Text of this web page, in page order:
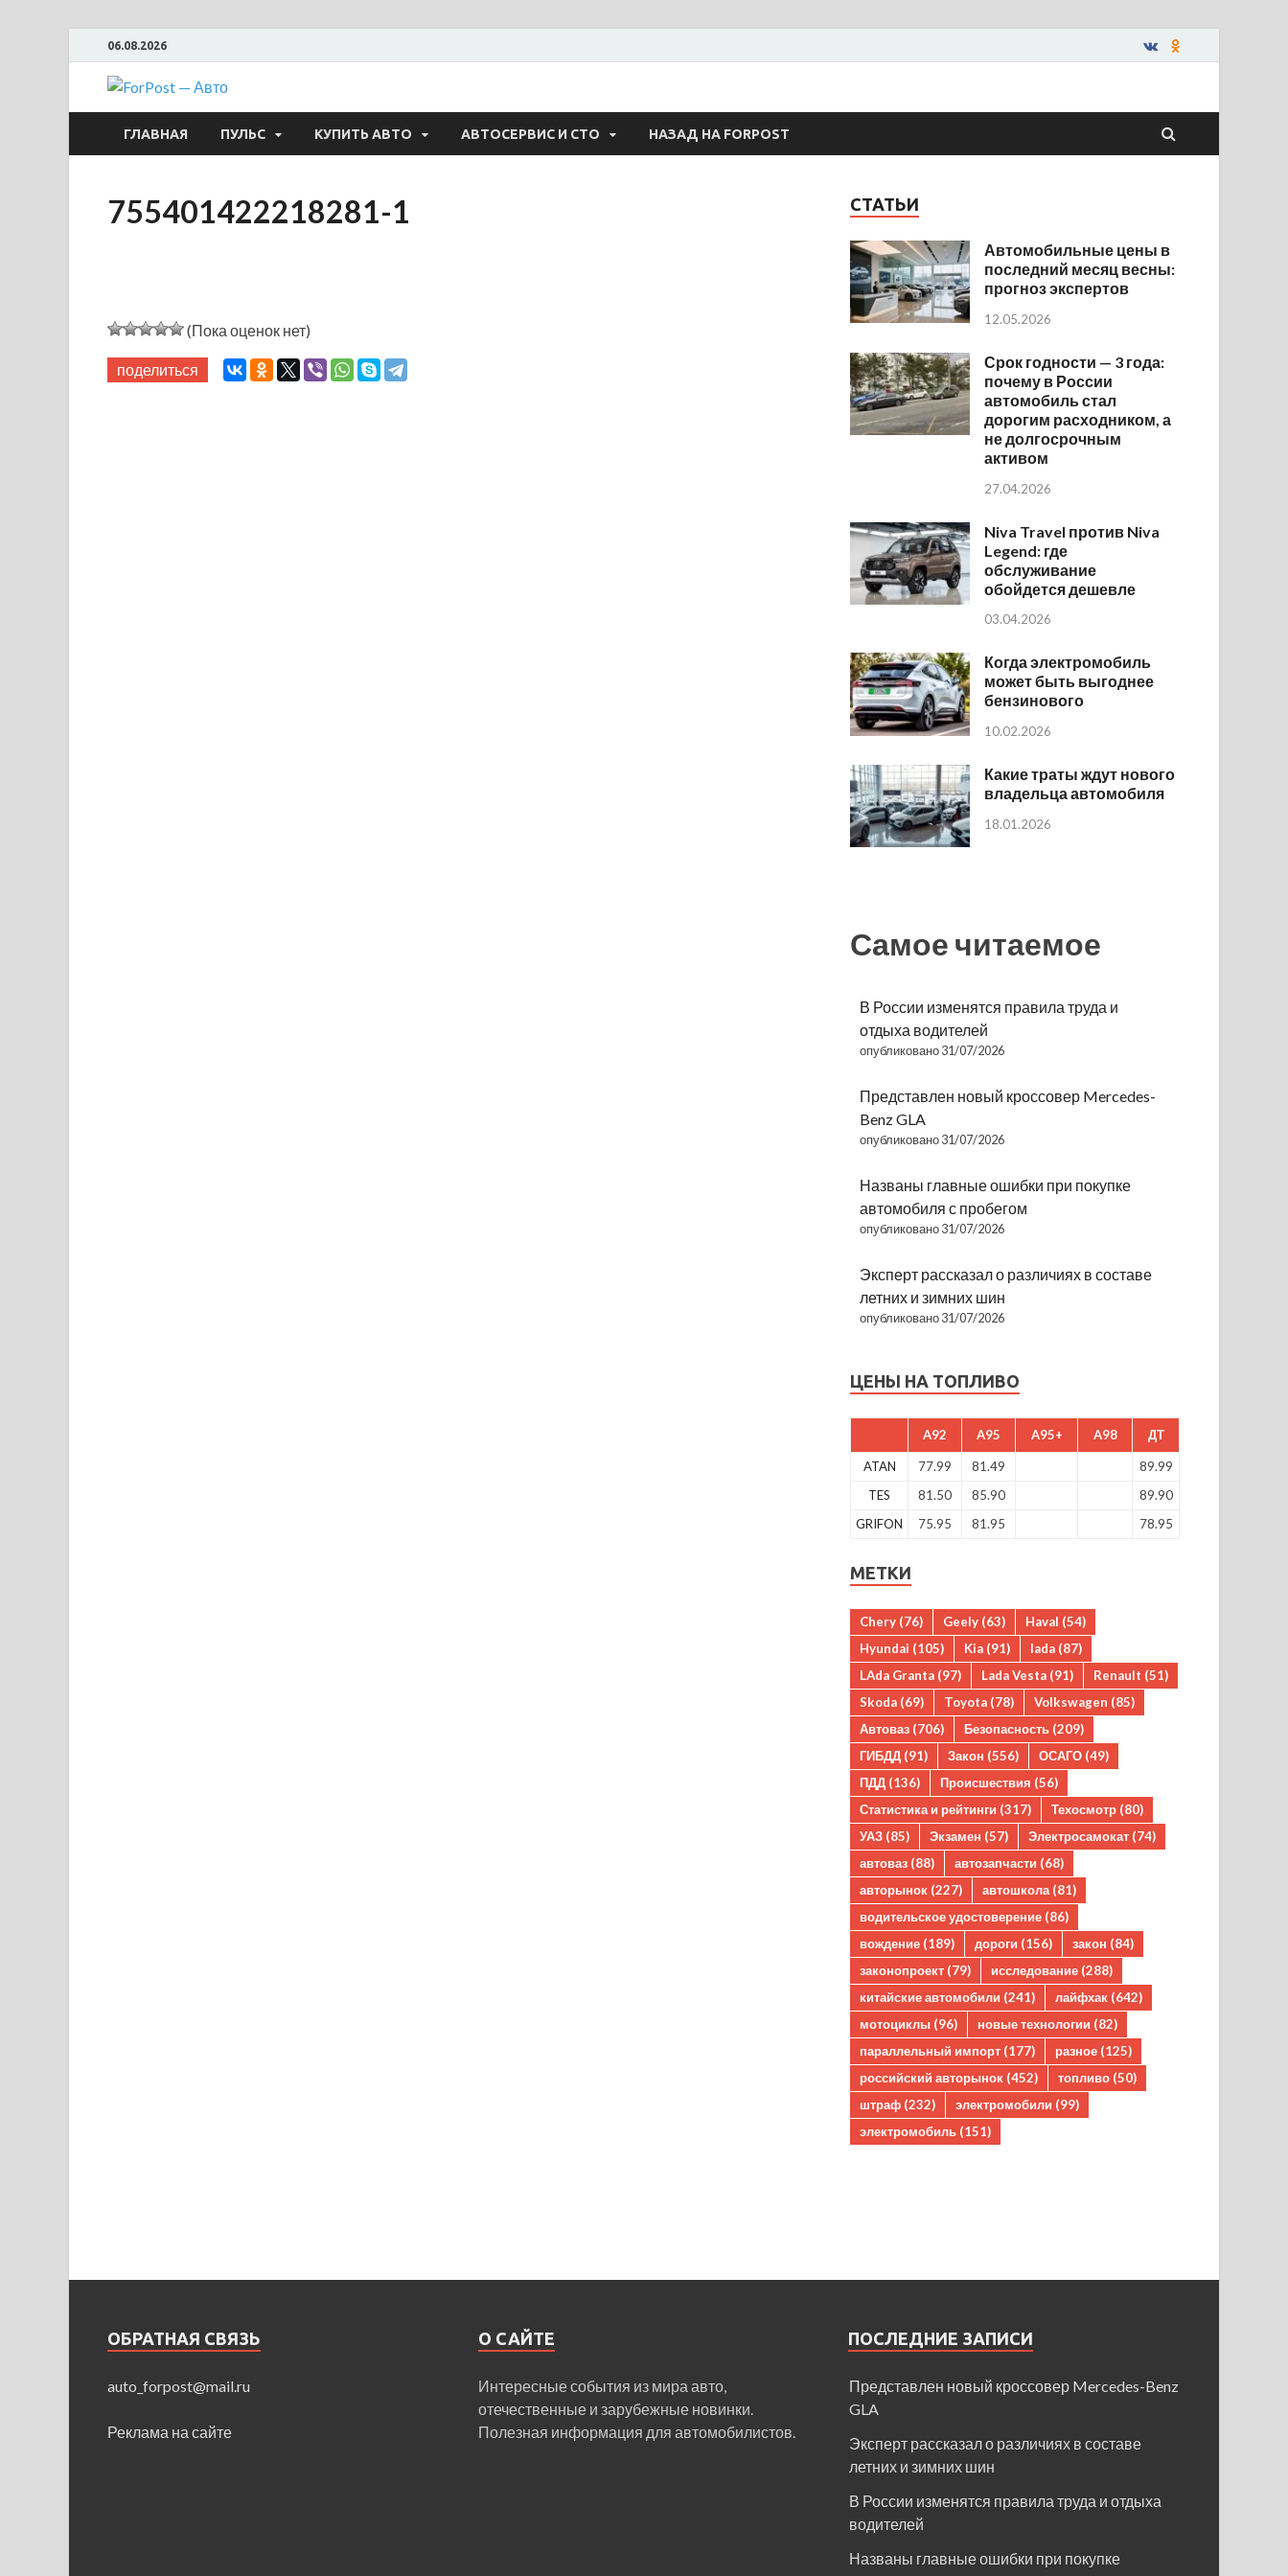
06.08.2026
ForPost — Авто
ГЛАВНАЯ ПУЛЬС КУПИТЬ АВТО АВТОСЕРВИС И СТО НАЗАД НА FORPOST
755401422218281-1
(Пока оценок нет)
поделиться
СТАТЬИ
Автомобильные цены в
последний месяц весны:
прогноз экспертов
12.05.2026
Срок годности — 3 года:
почему в России
автомобиль стал
дорогим расходником, а
не долгосрочным
активом
27.04.2026
Niva Travel против Niva
Legend: где
обслуживание
обойдется дешевле
03.04.2026
Когда электромобиль
может быть выгоднее
бензинового
10.02.2026
Какие траты ждут нового
владельца автомобиля
18.01.2026
Самое читаемое
В России изменятся правила труда и
отдыха водителей
опубликовано 31/07/2026
Представлен новый кроссовер Mercedes-
Benz GLA
опубликовано 31/07/2026
Названы главные ошибки при покупке
автомобиля с пробегом
опубликовано 31/07/2026
Эксперт рассказал о различиях в составе
летних и зимних шин
опубликовано 31/07/2026
ЦЕНЫ НА ТОПЛИВО
A92 A95 A95+ A98 ДТ
ATAN 77.99 81.49
89.99
TES
81.50 85.90
89.90
GRIFON
75.95 81.95 78.95
МЕТКИ
Chery (76) Geely (63) Haval (54)
Hyundai (105) Kia (91) lada (87)
LAda Granta (97) Lada Vesta (91) Renault (51)
Skoda (69) Toyota (78) Volkswagen (85)
Автоваз (706) Безопасность (209)
ГИБДД (91) Закон (556) ОСАГО (49)
ПДД (136) Происшествия (56)
Статистика и рейтинги (317) Техосмотр (80)
УАЗ (85) Экзамен (57) Электросамокат (74)
автоваз (88) автозапчасти (68)
авторынок (227) автошкола (81)
водительское удостоверение (86)
вождение (189) дороги (156) закон (84)
законопроект (79) исследование (288)
китайские автомобили (241) лайфхак (642)
мотоциклы (96) новые технологии (82)
параллельный импорт (177) разное (125)
российский авторынок (452) топливо (50)
штраф (232) электромобили (99)
электромобиль (151)
ОБРАТНАЯ СВЯЗЬ
auto_forpost@mail.ru
Реклама на сайте
О САЙТЕ
Интересные события из мира авто,
отечественные и зарубежные новинки.
Полезная информация для автомобилистов.
ПОСЛЕДНИЕ ЗАПИСИ
Представлен новый кроссовер Mercedes-Benz
GLA
Эксперт рассказал о различиях в составе
летних и зимних шин
В России изменятся правила труда и отдыха
водителей
Названы главные ошибки при покупке